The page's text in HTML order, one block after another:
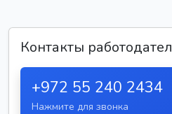
Контакты
+972 55 240 2434
Нажмите для звонка